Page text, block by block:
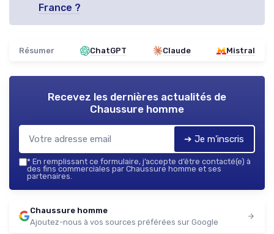
France ?
Résumer ChatGPT Claude Mistral
Recevez les dernières actualités de
Chaussure homme
➔ Je m'inscris
* En remplissant ce formulaire, j’accepte d’être contacté(e) à
des fins commerciales par Chaussure homme et ses
partenaires.
Chaussure homme
Ajoutez-nous à vos sources préférées sur Google